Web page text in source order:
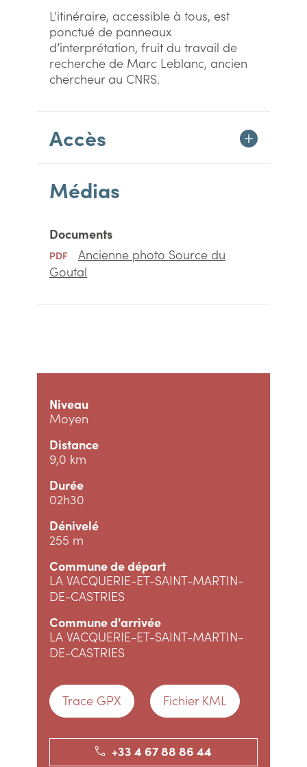
L'itinéraire, accessible à tous, est
ponctué de panneaux
d’interprétation, fruit du travail de
recherche de Marc Leblanc, ancien
chercheur au CNRS.
Accès
Médias
Documents
PDF
Ancienne photo Source du
Goutal
Niveau
Moyen
Distance
9,0 km
Durée
02h30
Dénivelé
255 m
Commune de départ
LA VACQUERIE-ET-SAINT-MARTIN-
DE-CASTRIES
Commune d'arrivée
LA VACQUERIE-ET-SAINT-MARTIN-
DE-CASTRIES
Trace GPX Fichier KML
+33 4 67 88 86 44